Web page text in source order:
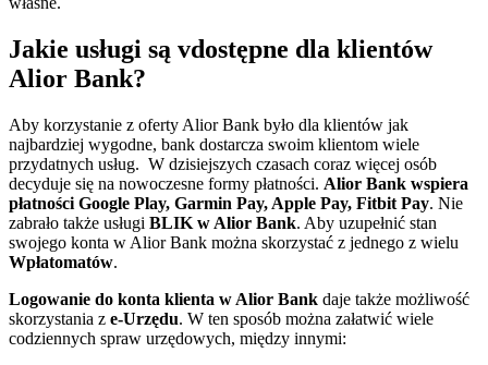
Jakie usługi są vdostępne dla klientów
Alior Bank?
Aby korzystanie z oferty Alior Bank było dla klientów jak
najbardziej wygodne, bank dostarcza swoim klientom wiele
przydatnych usług. W dzisiejszych czasach coraz więcej osób
decyduje się na nowoczesne formy płatności. Alior Bank wspiera
płatności Google Play, Garmin Pay, Apple Pay, Fitbit Pay. Nie
zabrało także usługi BLIK w Alior Bank. Aby uzupełnić stan
swojego konta w Alior Bank można skorzystać z jednego z wielu
Wpłatomatów.
Logowanie do konta klienta w Alior Bank daje także możliwość
skorzystania z e-Urzędu. W ten sposób można załatwić wiele
codziennych spraw urzędowych, między innymi: